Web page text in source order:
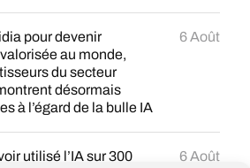
pour devenir
au monde,
du secteur
désormais
à l’égard de la bulle IA
6 Août
utilisé l’IA sur 300
6 Août